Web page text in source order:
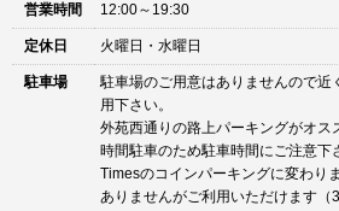
営業時間 12:00～19:30
定休日 火曜日・水曜日
駐車場
駐車場のご用意はありませんので近
用下さい。
外苑西通りの路上パーキングがオ
時間駐車のため駐車時間にご注意下
Timesのコインパーキングに変わり
ありませんがご利用いただけます（3